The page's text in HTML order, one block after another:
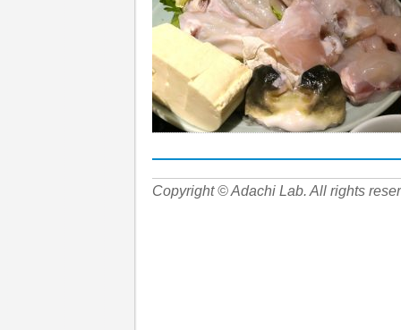
Copyright © Adachi Lab. All rights